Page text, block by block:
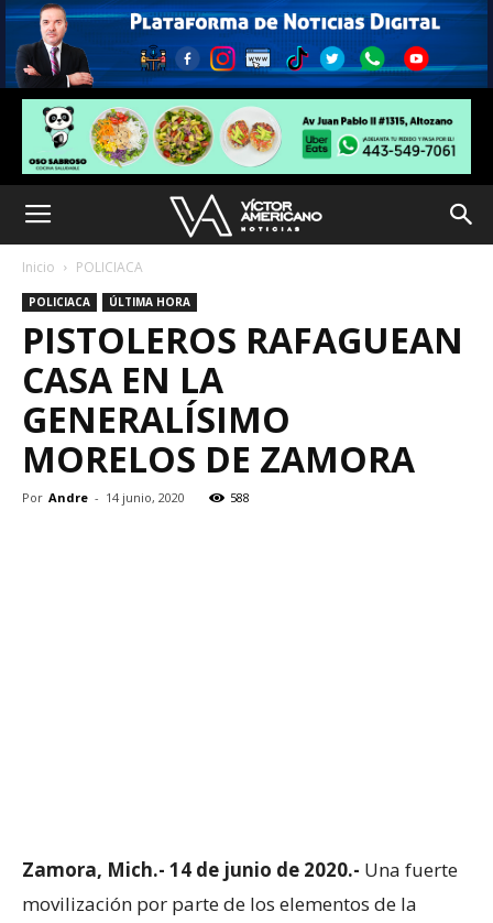
Inicio POLICIACA
POLICIACA ÚLTIMA HORA
PISTOLEROS RAFAGUEAN
CASA EN LA
GENERALÍSIMO
MORELOS DE ZAMORA
Por Andre - 14 junio, 2020 588
Zamora, Mich.- 14 de junio de 2020.- Una fuerte
movilización por parte de los elementos de la